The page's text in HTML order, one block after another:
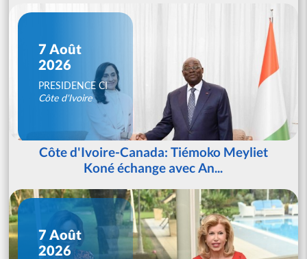
7 Août
2026
PRESIDENCE CI
Côte d'Ivoire
Côte d'Ivoire-Canada: Tiémoko Meyliet
Koné échange avec An...
7 Août
2026